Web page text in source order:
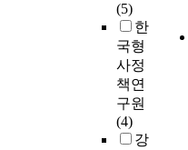
(5)
한
국형
사정
책연
구원
(4)
강